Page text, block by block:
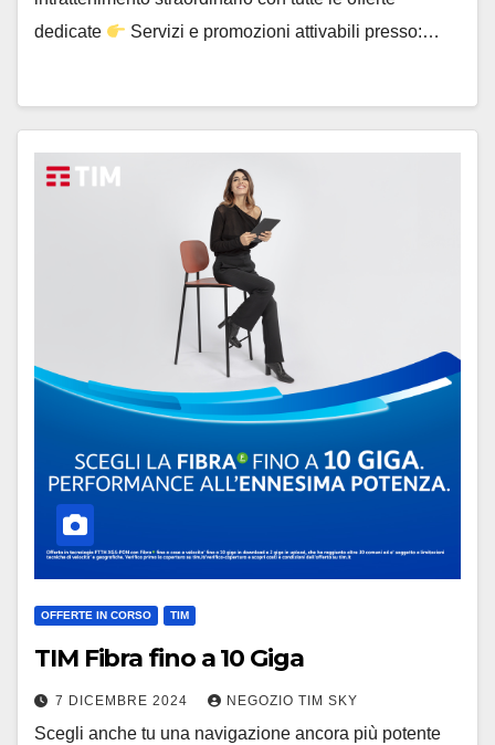
dedicate
Servizi e promozioni attivabili presso:…
OFFERTE IN CORSO TIM
TIM Fibra fino a 10 Giga
7 DICEMBRE 2024 NEGOZIO TIM SKY
Scegli anche tu una navigazione ancora più potente